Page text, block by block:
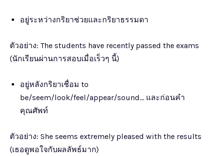
อยู่ระหว่างกริยาช่วยและกริยาธรรมดา
ตัวอย่าง: The students have recently passed the exams
(นักเรียนผ่านการสอบเมื่อเร็วๆ นี้)
อยู่หลังกริยาเชื่อม to
be/seem/look/feel/appear/sound… และก่อนคำ
คุณศัพท์
ตัวอย่าง: She seems extremely pleased with the results
(เธอดูพอใจกับผลลัพธ์มาก)